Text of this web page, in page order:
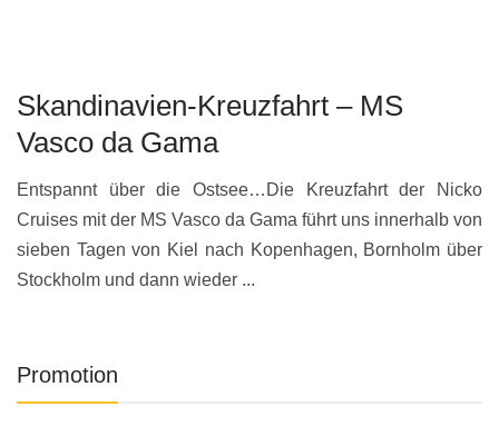
Skandinavien-Kreuzfahrt – MS
Vasco da Gama
Entspannt über die Ostsee…Die Kreuzfahrt der Nicko
Cruises mit der MS Vasco da Gama führt uns innerhalb von
sieben Tagen von Kiel nach Kopenhagen, Bornholm über
Stockholm und dann wieder ...
Promotion